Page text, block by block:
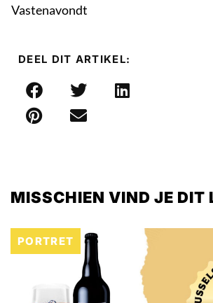
Vastenavondt
DEEL DIT ARTIKEL:
MISSCHIEN VIND JE DIT
PORTRET